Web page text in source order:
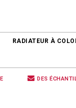
RADIATEUR À
DES